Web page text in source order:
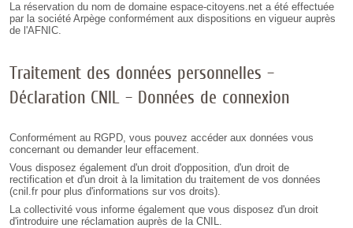
La réservation du nom de domaine espace-citoyens.net a été effectuée
par la société Arpège conformément aux dispositions en vigueur auprès
de l'AFNIC.
Traitement des données personnelles –
Déclaration CNIL – Données de connexion
Conformément au RGPD, vous pouvez accéder aux données vous
concernant ou demander leur effacement.
Vous disposez également d'un droit d'opposition, d'un droit de
rectification et d'un droit à la limitation du traitement de vos données
(cnil.fr pour plus d'informations sur vos droits).
La collectivité vous informe également que vous disposez d'un droit
d'introduire une réclamation auprès de la CNIL.